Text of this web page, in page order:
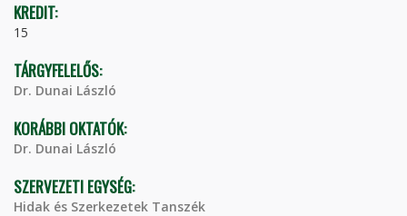
KREDIT:
15
TÁRGYFELELŐS:
Dr. Dunai László
KORÁBBI OKTATÓK:
Dr. Dunai László
SZERVEZETI EGYSÉG:
Hidak és Szerkezetek Tanszék